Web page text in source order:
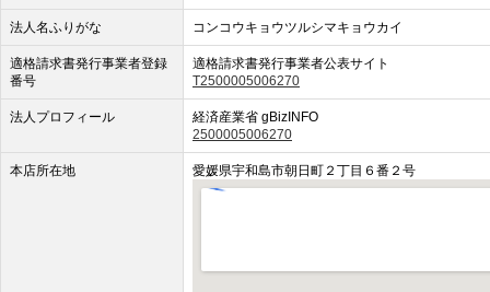
法人名ふりがな コンコウキョウツルシマキョウカイ
適格請求書発行事業者登録
番号
適格請求書発行事業者公表サイト
T2500005006270
法人プロフィール
経済産業省 gBizINFO
2500005006270
本店所在地 愛媛県宇和島市朝日町２丁目６番２号